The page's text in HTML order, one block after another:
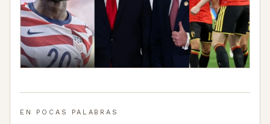
EN POCAS PALABRAS